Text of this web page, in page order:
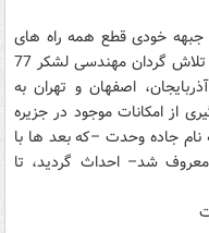
خودی قطع همه راه های
زمینی به جزیره آبادان بود. پس از چندی با تلاش گردان مهندسی لشکر 77
اصفهان و تهران به
از امکانات موجود در جزیره
به طول 18 کیلومتر به نام جاده وحدت –که بعد ها با
شد– احداث گردید، تا